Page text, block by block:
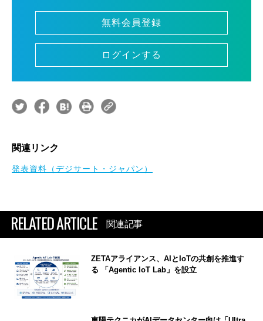
無料会員登録
ログインする
関連リンク
発表資料（デジサート・ジャパン）
RELATED ARTICLE 関連記事
ZETAアライアンス、AIとIoTの共創を推進す
る 「Agentic IoT Lab」を設立